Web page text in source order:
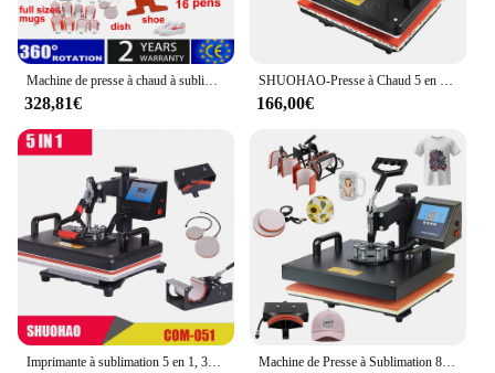
328,81€ 166,00€
Machine de Presse à Sublimation 8 en 1, 38x38cm, Bon Marché, à Transfert de Chaleur pour Casquette, Tasse, Économie, Approuvé CE